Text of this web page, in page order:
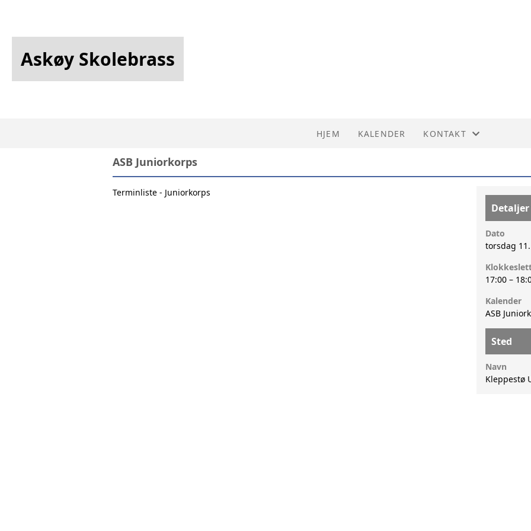
Askøy Skolebrass
HJEM KALENDER KONTAKT
ASB Juniorkorps
Terminliste - Juniorkorps
Detaljer
Dato
torsdag
17:00 –
Kalender
ASB
Sted
Navn
Kleppestø